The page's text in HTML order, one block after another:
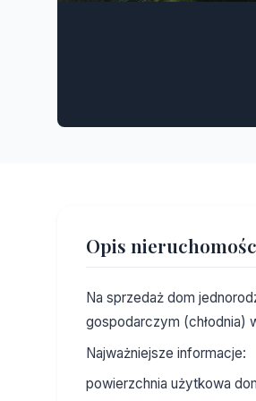
Opis
Na sprzedaż dom
gospodarczym (chłodnia)
Najważniejsze informacje:
powierzchnia użytkowa